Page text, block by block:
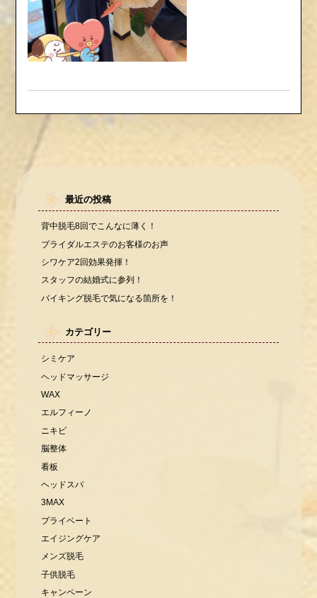
最近の投稿
背中脱毛8回でこんなに薄く！
ブライダルエステのお客様のお声
シワケア2回効果発揮！
スタッフの結婚式に参列！
バイキング脱毛で気になる箇所を！
カテゴリー
シミケア
ヘッドマッサージ
WAX
エルフィーノ
ニキビ
脳整体
看板
ヘッドスパ
3MAX
プライベート
エイジングケア
メンズ脱毛
子供脱毛
キャンペーン